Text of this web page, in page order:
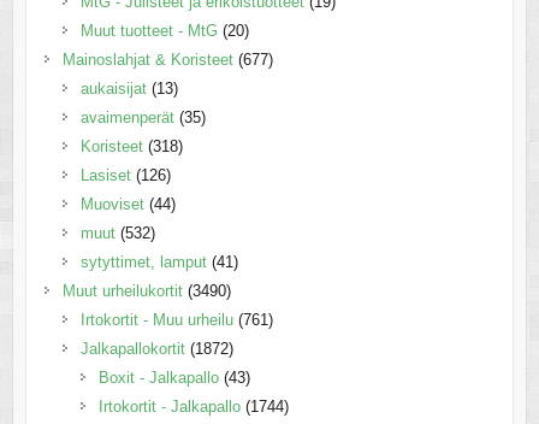
Muut tuotteet - MtG (20)
Mainoslahjat & Koristeet (677)
aukaisijat (13)
avaimenperät (35)
Koristeet (318)
Lasiset (126)
Muoviset (44)
muut (532)
sytyttimet, lamput (41)
Muut urheilukortit (3490)
Irtokortit - Muu urheilu (761)
Jalkapallokortit (1872)
Boxit - Jalkapallo (43)
Irtokortit - Jalkapallo (1744)